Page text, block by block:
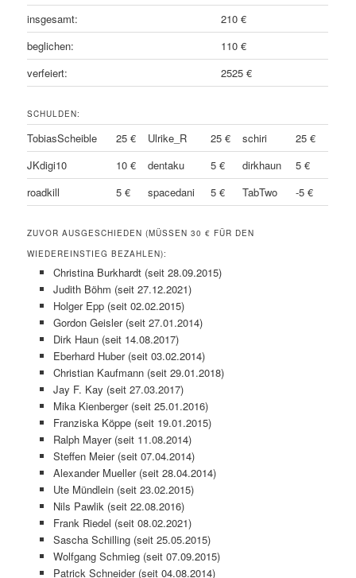
insgesamt:
210 €
beglichen:
110 €
verfeiert:
2525 €
SCHULDEN:
TobiasScheible 25 € Ulrike_R 25 € schiri
25 €
JKdigi10
10 € dentaku 5 € dirkhaun
5 €
roadkill
5 € spacedani 5 € TabTwo -5 €
ZUVOR AUSGESCHIEDEN (MÜSSEN 30 € FÜR DEN
WIEDEREINSTIEG BEZAHLEN):
Christina Burkhardt (seit 28.09.2015)
Judith Böhm (seit 27.12.2021)
Holger Epp (seit 02.02.2015)
Gordon Geisler (seit 27.01.2014)
Dirk Haun (seit 14.08.2017)
Eberhard Huber (seit 03.02.2014)
Christian Kaufmann (seit 29.01.2018)
Jay F. Kay (seit 27.03.2017)
Mika Kienberger (seit 25.01.2016)
Franziska Köppe (seit 19.01.2015)
Ralph Mayer (seit 11.08.2014)
Steffen Meier (seit 07.04.2014)
Alexander Mueller (seit 28.04.2014)
Ute Mündlein (seit 23.02.2015)
Nils Pawlik (seit 22.08.2016)
Frank Riedel (seit 08.02.2021)
Sascha Schilling (seit 25.05.2015)
Wolfgang Schmieg (seit 07.09.2015)
Patrick Schneider (seit 04.08.2014)